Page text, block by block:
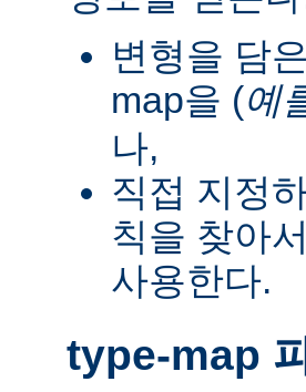
변형을 담
map을 (예
나,
직접 지정
칙을 찾아
사용한다.
type-map